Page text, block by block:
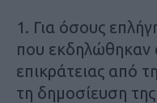
1. Για όσους
που εκδηλώθηκαν
επικράτειας από
τη δημοσίευση